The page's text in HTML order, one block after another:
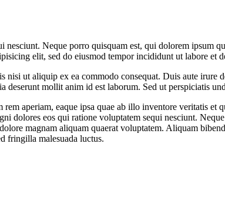
nesciunt. Neque porro quisquam est, qui dolorem ipsum
elit, sed do eiusmod tempor incididunt ut labore et
ut aliquip ex ea commodo consequat. Duis aute
mollit anim id est laborum. Sed ut perspiciatis
aperiam, eaque ipsa quae ab illo inventore veritatis
dolores eos qui ratione voluptatem sequi nesciunt.
magnam aliquam quaerat voluptatem. Aliquam
fringilla malesuada luctus.